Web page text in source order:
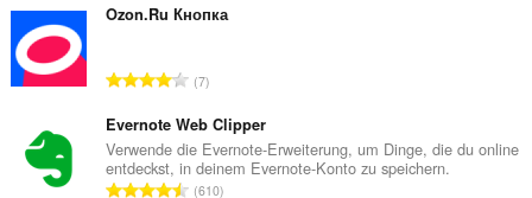
Tabs
und
Browseraktivitäten
zugreifen.
s
t
B
e
w
Ozon.Ru Кнопка
G
s
a
m
7
Evernote Web Clipper
Verwende die Evernote-Erweiterung, um Dinge, die du online
entdeckst, in deinem Evernote-Konto zu speichern.
G610